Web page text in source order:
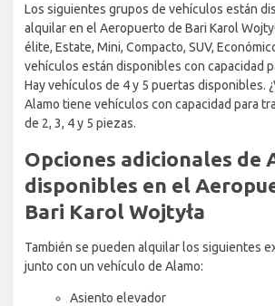
Los siguientes grupos de vehículos están
alquilar en el Aeropuerto de Bari Karol
élite, Estate, Mini, Compacto, SUV,
vehículos están disponibles con capacidad
Hay vehículos de 4 y 5 puertas disponibles.
Alamo tiene vehículos con capacidad para
de 2, 3, 4 y 5 piezas.
Opciones adicionales de
disponibles en el
Bari Karol Wojtyła
También se pueden alquilar los siguientes
junto con un vehículo de Alamo:
Asiento elevador